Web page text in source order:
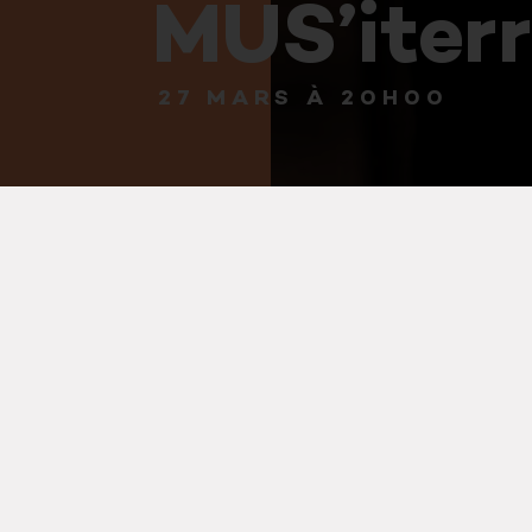
27 MARS À 20H00